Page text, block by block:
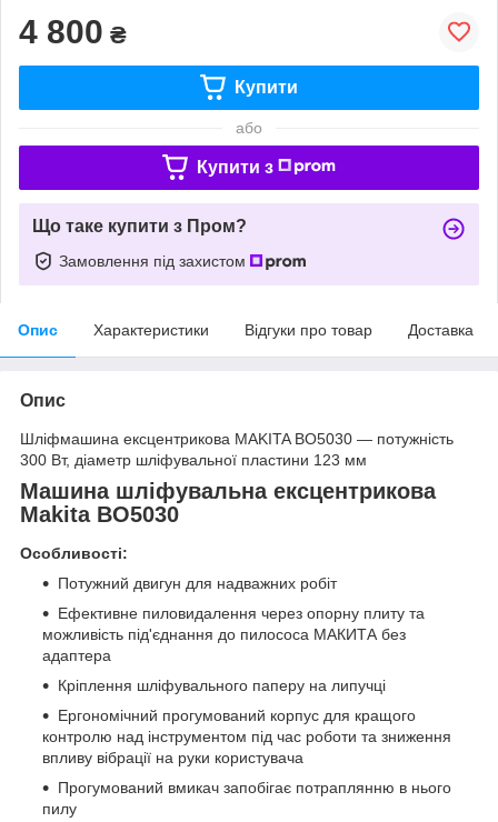
4 800 ₴
Купити
або
Купити з
Що таке купити з Пром?
Замовлення під захистом
Опис Характеристики Відгуки про товар Доставка
Опис
Шліфмашина ексцентрикова MAKITA BO5030 — потужність
300 Вт, діаметр шліфувальної пластини 123 мм
Машина шліфувальна ексцентрикова
Makita BO5030
Особливості:
Потужний двигун для надважних робіт
Ефективне пиловидалення через опорну плиту та
можливість під'єднання до пилососа МАКИТА без
адаптера
Кріплення шліфувального паперу на липучці
Ергономічний прогумований корпус для кращого
контролю над інструментом під час роботи та зниження
впливу вібрації на руки користувача
Прогумований вмикач запобігає потраплянню в нього
пилу